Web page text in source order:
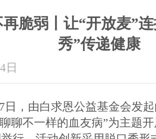
脆弱丨让“开放麦”
秀”传递健康
日
日，由白求恩公益基金会发
聊不一样的血友病”为主题